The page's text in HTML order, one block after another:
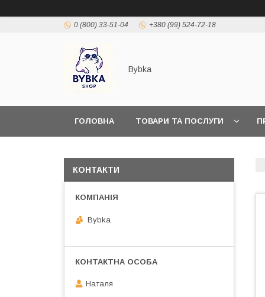
0 (800) 33-51-04 +380 (99) 524-72-18
Bybka
ГОЛОВНА ТОВАРИ ТА ПОСЛУГИ
КОНТАКТИ
Bybka
Наталя